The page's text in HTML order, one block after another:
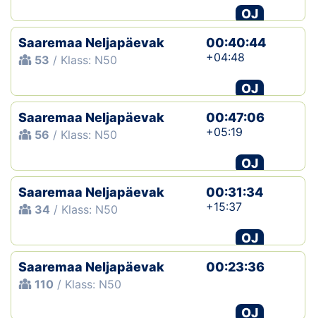
OJ
Saaremaa Neljapäevak
53 / Klass: N50
00:40:44
+04:48
OJ
Saaremaa Neljapäevak
56 / Klass: N50
00:47:06
+05:19
OJ
Saaremaa Neljapäevak
34 / Klass: N50
00:31:34
+15:37
OJ
Saaremaa Neljapäevak
110 / Klass: N50
00:23:36
OJ